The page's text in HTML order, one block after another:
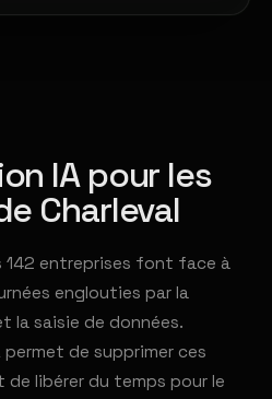
IA pour les
Charleval
142 entreprises font face à
englouties par la
la saisie de données.
de supprimer ces
libérer du temps pour le